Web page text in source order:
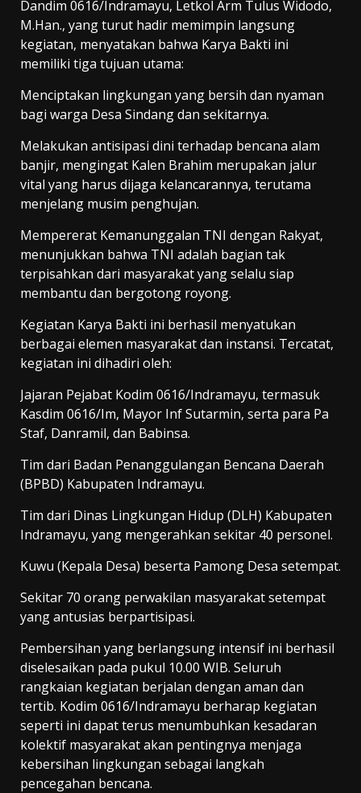
Dandim 0616/Indramayu, Letkol Arm Tulus Widodo,
M.Han., yang turut hadir memimpin langsung
kegiatan, menyatakan bahwa Karya Bakti ini
memiliki tiga tujuan utama:
Menciptakan lingkungan yang bersih dan nyaman
bagi warga Desa Sindang dan sekitarnya.
Melakukan antisipasi dini terhadap bencana alam
banjir, mengingat Kalen Brahim merupakan jalur
vital yang harus dijaga kelancarannya, terutama
menjelang musim penghujan.
Mempererat Kemanunggalan TNI dengan Rakyat,
menunjukkan bahwa TNI adalah bagian tak
terpisahkan dari masyarakat yang selalu siap
membantu dan bergotong royong.
Kegiatan Karya Bakti ini berhasil menyatukan
berbagai elemen masyarakat dan instansi. Tercatat,
kegiatan ini dihadiri oleh:
Jajaran Pejabat Kodim 0616/Indramayu, termasuk
Kasdim 0616/Im, Mayor Inf Sutarmin, serta para Pa
Staf, Danramil, dan Babinsa.
Tim dari Badan Penanggulangan Bencana Daerah
(BPBD) Kabupaten Indramayu.
Tim dari Dinas Lingkungan Hidup (DLH) Kabupaten
Indramayu, yang mengerahkan sekitar 40 personel.
Kuwu (Kepala Desa) beserta Pamong Desa setempat.
Sekitar 70 orang perwakilan masyarakat setempat
yang antusias berpartisipasi.
Pembersihan yang berlangsung intensif ini berhasil
diselesaikan pada pukul 10.00 WIB. Seluruh
rangkaian kegiatan berjalan dengan aman dan
tertib. Kodim 0616/Indramayu berharap kegiatan
seperti ini dapat terus menumbuhkan kesadaran
kolektif masyarakat akan pentingnya menjaga
kebersihan lingkungan sebagai langkah
pencegahan bencana.